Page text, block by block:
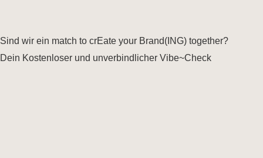
Sind wir ein match to crEate your Brand(ING) together?
Dein Kostenloser und unverbindlicher Vibe~Check